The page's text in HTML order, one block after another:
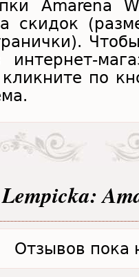
Amarena
скидок
по
Отзывов пока